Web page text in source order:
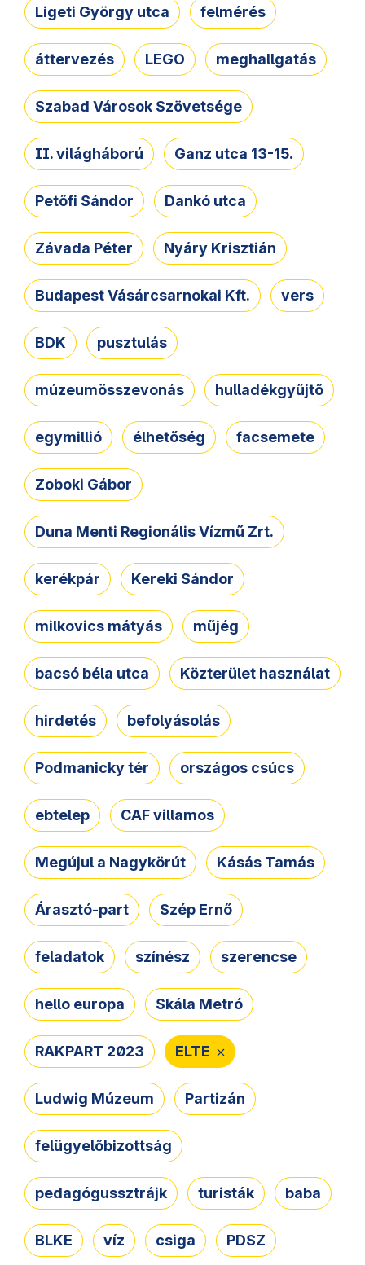
Ligeti György utca felmérés
áttervezés LEGO meghallgatás
Szabad Városok Szövetsége
II. világháború Ganz utca 13-15.
Petőfi Sándor Dankó utca
Závada Péter Nyáry Krisztián
Budapest Vásárcsarnokai Kft. vers
BDK pusztulás
múzeumösszevonás hulladékgyűjtő
egymillió élhetőség facsemete
Zoboki Gábor
Duna Menti Regionális Vízmű Zrt.
kerékpár Kereki Sándor
milkovics mátyás műjég
bacsó béla utca Közterület használat
hirdetés befolyásolás
Podmanicky tér országos csúcs
ebtelep CAF villamos
Megújul a Nagykörút Kásás Tamás
Árasztó-part Szép Ernő
feladatok színész szerencse
hello europa Skála Metró
RAKPART 2023 ELTE
Ludwig Múzeum Partizán
felügyelőbizottság
pedagógussztrájk turisták baba
BLKE víz csiga PDSZ